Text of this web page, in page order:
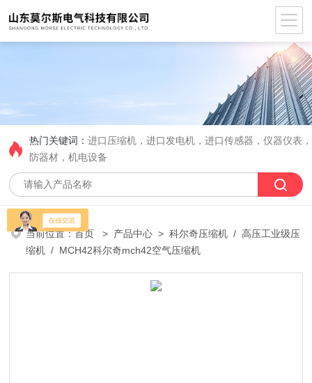
热门关键词：进口压缩机，进口发电机，进口传感器，仪器仪表
防器材，机电设备
当前位置：首页 > 产品中心 >科尔奇压缩机 /高压工业级压
缩机 / MCH42科尔奇mch42空气压缩机